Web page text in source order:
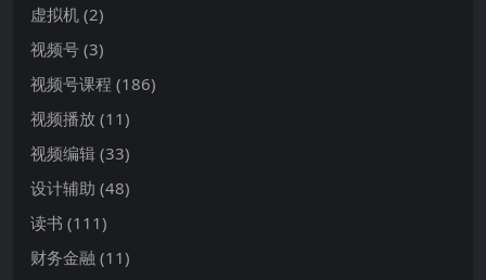
虚拟机 (2)
视频号 (3)
视频号课程 (186)
视频播放 (11)
视频编辑 (33)
设计辅助 (48)
读书 (111)
财务金融 (11)